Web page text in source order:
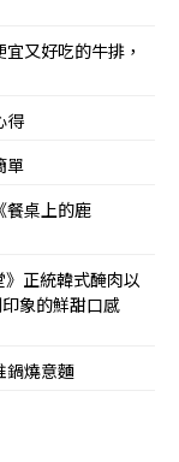
又好吃的牛排，
得
單
餐桌上的鹿
正統韓式醃肉以
象的鮮甜口感
鍋燒意麵